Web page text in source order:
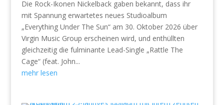
Die Rock-Ikonen Nickelback gaben bekannt, dass ihr
mit Spannung erwartetes neues Studioalbum
„Everything Under The Sun“ am 30. Oktober 2026 über
Virgin Music Group erscheinen wird, und enthüllten
gleichzeitig die fulminante Lead-Single „Rattle The
Cage“ (feat. John...
mehr lesen